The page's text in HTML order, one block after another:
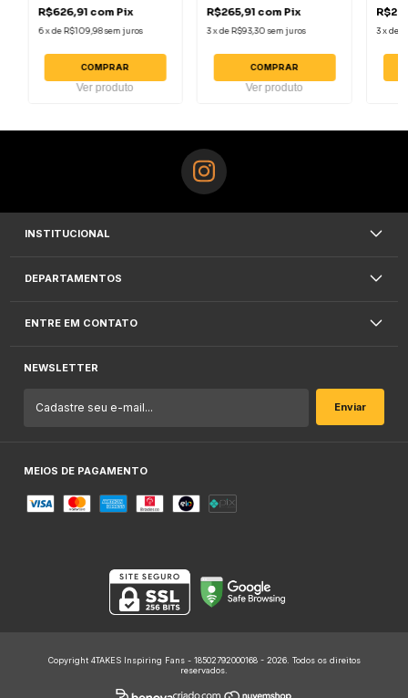
R$626,91 com Pix
6xdeR$109,98sem juros
COMPRAR
Ver produto
R$265,91 com Pix
3xdeR$93,30 sem juros
COMPRAR
Ver produto
3xde
INSTITUCIONAL
DEPARTAMENTOS
ENTRE EM CONTATO
NEWSLETTER
MEIOS DE PAGAMENTO
Copyright 4TAKES Inspiring Fans - 18502792000168 - 2026. Todos os direitos
reservados.